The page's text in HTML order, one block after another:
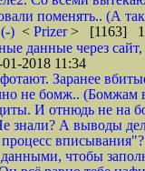
поменять.. (А
(-) < Prizer> [1163]
данные через
2018 11:34
Заранее
не бомж.. (Бомжам
И отнюдь не на
знали? А выводы
данными, чтобы